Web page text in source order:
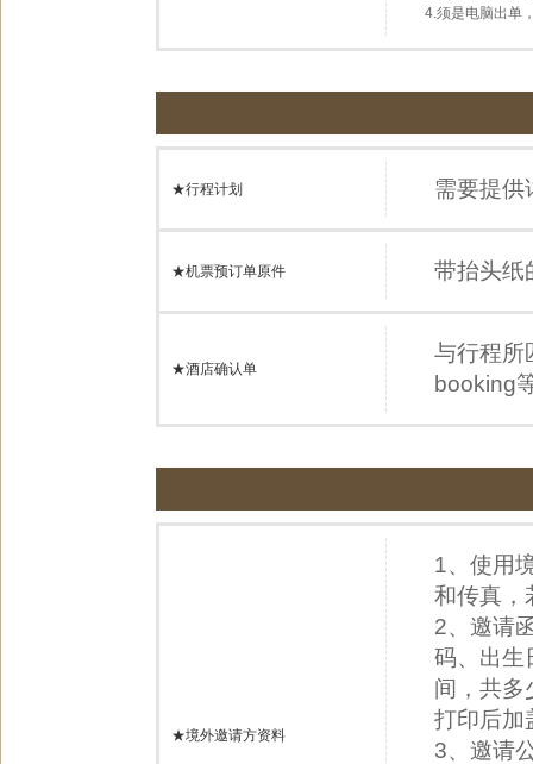
4.须是电脑出单
★行程计划 需要提供
★机票预订单原件 带抬头纸
★酒店确认单
与行程所
booking
★境外邀请方资料
1、使用
和传真，
2、邀请
码、出生
间，共多
打印后加
3、邀请